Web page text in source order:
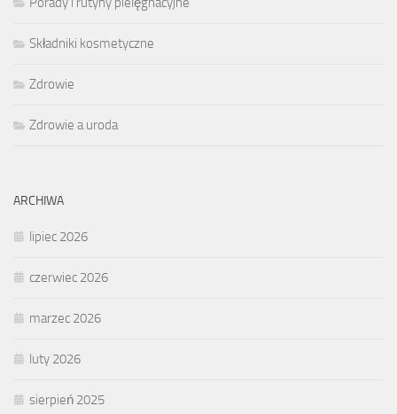
Składniki kosmetyczne
Zdrowie
Zdrowie a uroda
ARCHIWA
lipiec 2026
czerwiec 2026
marzec 2026
luty 2026
sierpień 2025